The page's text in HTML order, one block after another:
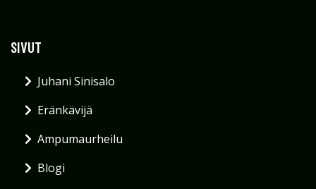
SIVUT
Juhani Sinisalo
Eränkävijä
Ampumaurheilu
Blogi